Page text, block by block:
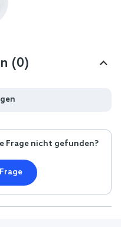
(0)
Frage nicht gefunden?